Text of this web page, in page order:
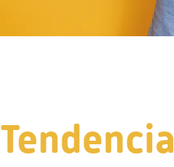
Tendencia